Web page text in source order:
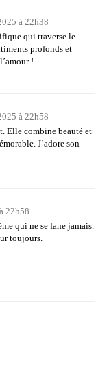
à 22h38
qui traverse le
profonds et
!
à 22h58
Elle combine beauté et
J’adore son
22h58
qui ne se fane jamais.
toujours.